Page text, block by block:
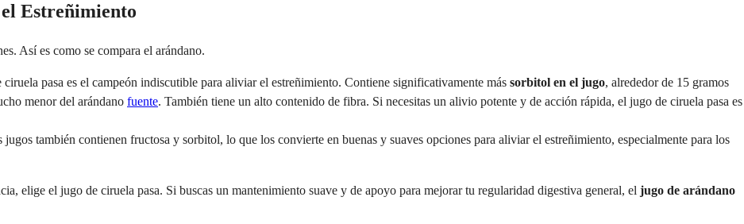
Estreñimiento
Así es como se compara el arándano.
ciruela pasa es el campeón indiscutible para aliviar el estreñimiento. Contiene significativamente más sorbitol en el jugo, alrededor de 15 gramos
menor del arándano fuente. También tiene un alto contenido de fibra. Si necesitas un alivio potente y de acción rápida, el jugo de ciruela pasa es
también contienen fructosa y sorbitol, lo que los convierte en buenas y suaves opciones para aliviar el estreñimiento, especialmente para los
elige el jugo de ciruela pasa. Si buscas un mantenimiento suave y de apoyo para mejorar tu regularidad digestiva general, el jugo de arándano